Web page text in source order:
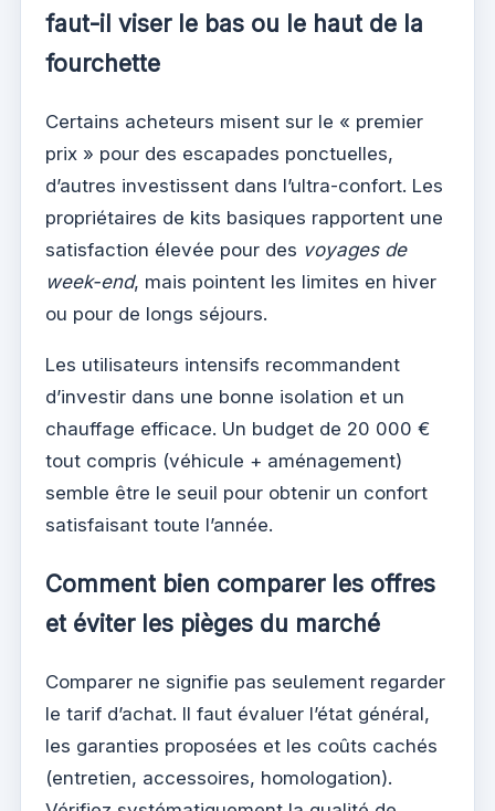
faut-il viser le bas ou le haut de la
fourchette
Certains acheteurs misent sur le « premier
prix » pour des escapades ponctuelles,
d’autres investissent dans l’ultra-confort. Les
propriétaires de kits basiques rapportent une
satisfaction élevée pour des voyages de
week-end, mais pointent les limites en hiver
ou pour de longs séjours.
Les utilisateurs intensifs recommandent
d’investir dans une bonne isolation et un
chauffage efficace. Un budget de 20 000 €
tout compris (véhicule + aménagement)
semble être le seuil pour obtenir un confort
satisfaisant toute l’année.
Comment bien comparer les offres
et éviter les pièges du marché
Comparer ne signifie pas seulement regarder
le tarif d’achat. Il faut évaluer l’état général,
les garanties proposées et les coûts cachés
(entretien, accessoires, homologation).